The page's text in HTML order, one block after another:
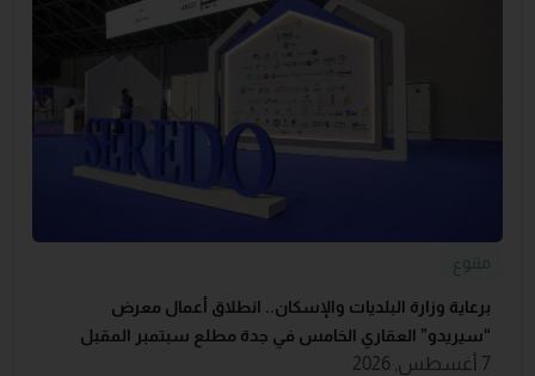
متنوع
برعاية وزارة البلديات والإسكان.. انطلاق أعمال معرض
“سيريدو” العقاري الخامس في جدة مطلع سبتمبر المقبل
7 أغسطس, 2026